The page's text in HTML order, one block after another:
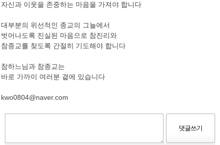
자신과 이웃을 존중하는 마음을 가져야 합니다
대부분의 위선적인 종교의 그늘에서
벗어나도록 진실된 마음으로 참진리와
참종교를 찾도록 간절히 기도해야 합니다
참하느님과 참종교는
바로 가까이 여러분 곁에 있습니다
kwo0804@naver.com